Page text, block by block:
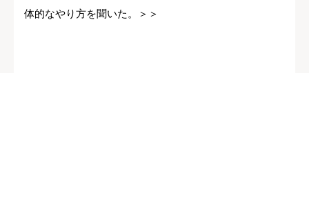
体的なやり方を聞いた。＞＞